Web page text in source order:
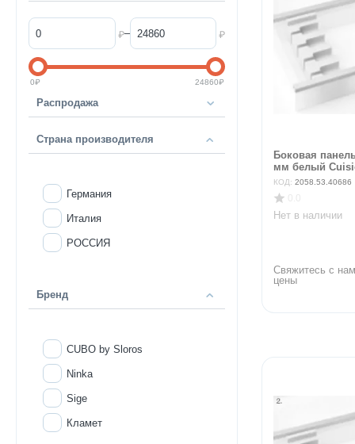
Боковая
мм белый
КОД: 2058.53.40686
Нет в наличии
Свяжитесь с
цены
₽– ₽
0₽ 24860₽
Распродажа
Страна производителя
Германия
Италия
РОССИЯ
Бренд
CUBO by Sloros
Ninka
Sige
Кламет